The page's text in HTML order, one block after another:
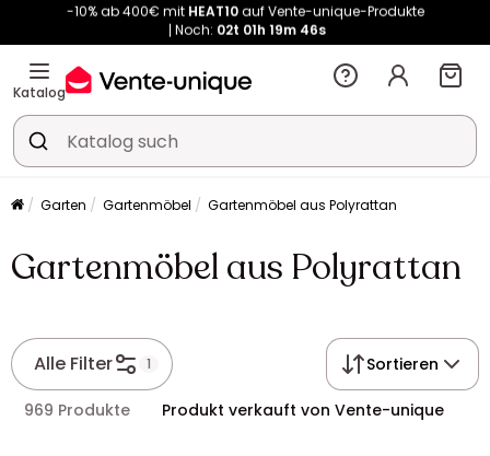
Kauf-unique wird zu Vente-unique - Gleicher Shop, neuer Name!
-10% ab 400€ mitHEAT10auf Vente-unique-Produkte
Noch:
Katalog
Garten Gartenmöbel Gartenmöbel aus Polyrattan
Gartenmöbel aus Polyrattan
Alle Filter 1 Sortieren
969 Produkte Produkt verkauft von Vente-unique